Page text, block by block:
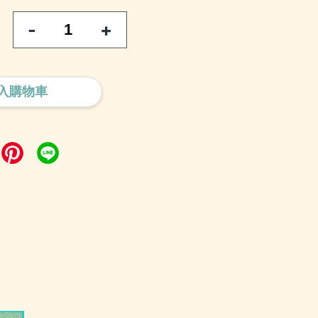
- +
購物車